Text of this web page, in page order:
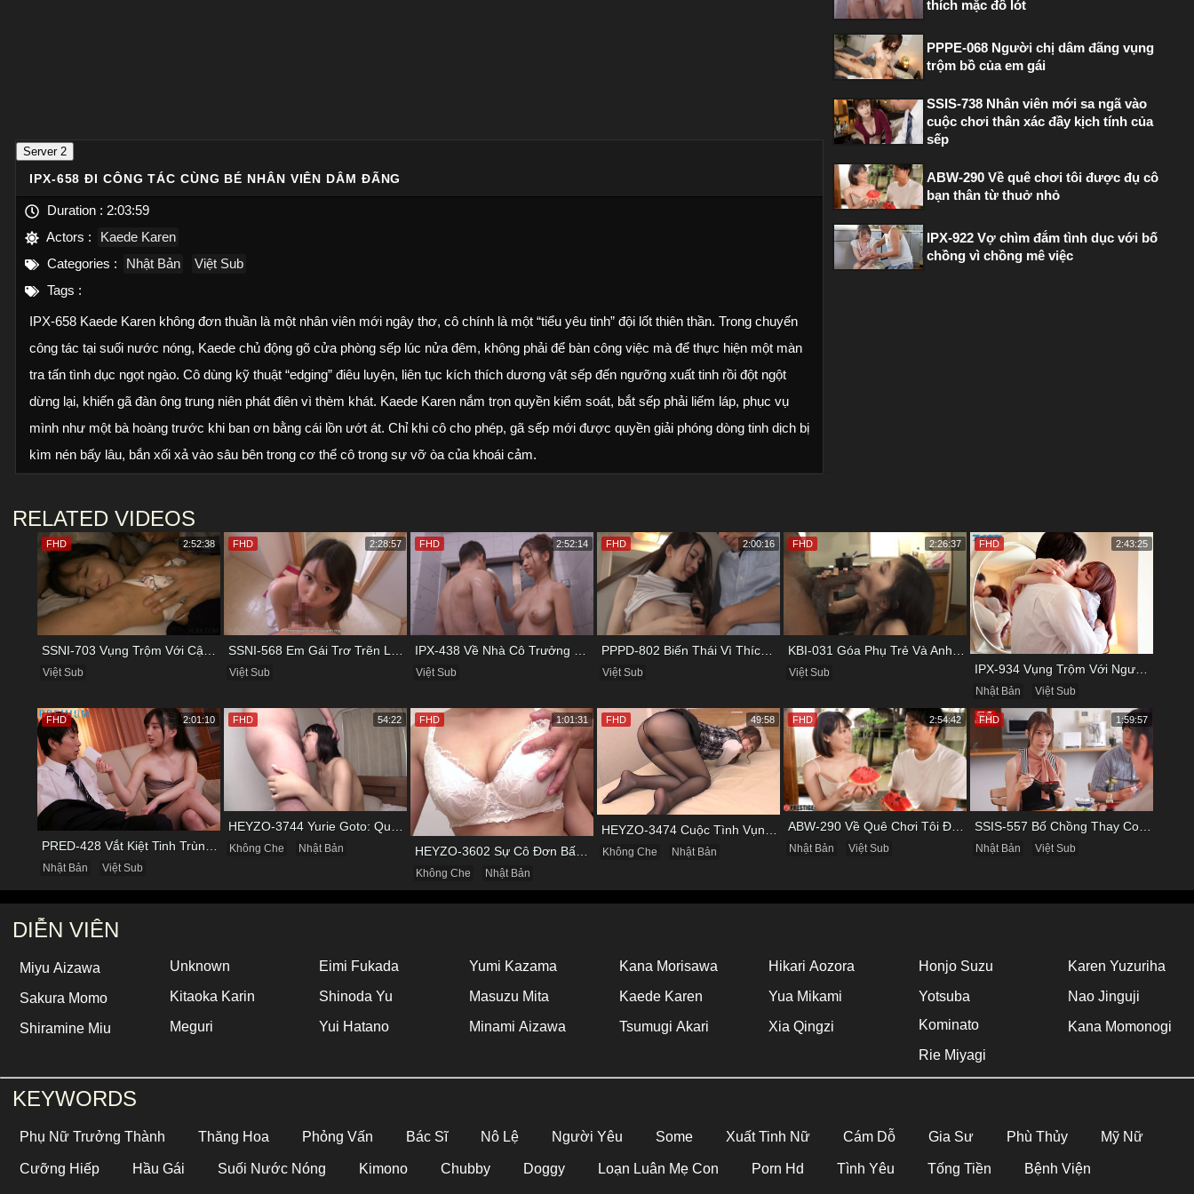
Server 2
IPX-658 ĐI CÔNG TÁC CÙNG BÉ NHÂN VIÊN DÂM ĐÃNG
Duration : 2:03:59
Actors :
Kaede Karen
Categories :
Nhật Bản
Việt Sub
Tags :
IPX-658 Kaede Karen không đơn thuần là một nhân viên mới ngây thơ, cô chính là một “tiểu yêu tinh” đội lốt thiên thần. Trong chuyến
công tác tại suối nước nóng, Kaede chủ động gõ cửa phòng sếp lúc nửa đêm, không phải để bàn công việc mà để thực hiện một màn
tra tấn tình dục ngọt ngào. Cô dùng kỹ thuật “edging” điêu luyện, liên tục kích thích dương vật sếp đến ngưỡng xuất tinh rồi đột ngột
dừng lại, khiến gã đàn ông trung niên phát điên vì thèm khát. Kaede Karen nắm trọn quyền kiểm soát, bắt sếp phải liếm láp, phục vụ
mình như một bà hoàng trước khi ban ơn bằng cái lồn ướt át. Chỉ khi cô cho phép, gã sếp mới được quyền giải phóng dòng tinh dịch bị
kìm nén bấy lâu, bắn xối xả vào sâu bên trong cơ thể cô trong sự vỡ òa của khoái cảm.
thích mặc đồ lót
PPPE-068 Người chị dâm đãng vụng
trộm bồ của em gái
SSIS-738 Nhân viên mới sa ngã vào
cuộc chơi thân xác đầy kịch tính của
sếp
ABW-290 Về quê chơi tôi được đụ cô
bạn thân từ thuở nhỏ
IPX-922 Vợ chìm đắm tình dục với bố
chồng vì chồng mê việc
RELATED VIDEOS
Việt Sub
FHD 2:52:38
Việt Sub
FHD 2:28:57
Việt Sub
FHD 2:52:14
Việt Sub
FHD 2:00:16
Việt Sub
FHD 2:26:37
IPX-934 Vụng Trộm Với Người Yêu Cũ Trong Khách Sạn
Nhật Bản Việt Sub
FHD 2:43:25
Nhật Bản Việt Sub
FHD 2:01:10
Không Che Nhật Bản
FHD 54:22
HEYZO-3602 Sự Cô Đơn Bấy Lâu Biến Haruka Thành Con Điếm Sành Sỏi
Không Che Nhật Bản
FHD 1:01:31
Không Che Nhật Bản
FHD 49:58
ABW-290 Về Quê Chơi Tôi Được Đụ Cô Bạn Thân Từ Thuở Nhỏ
Nhật Bản Việt Sub
FHD 2:54:42
SSIS-557 Bố Chồng Thay Con Trai Bị Liệt Dương Chăm Sóc Con Dâu
Nhật Bản Việt Sub
FHD 1:59:57
DIỄN VIÊN
Miyu Aizawa
Sakura Momo
Shiramine Miu
Unknown
Kitaoka Karin
Meguri
Eimi Fukada
Shinoda Yu
Yui Hatano
Yumi Kazama
Masuzu Mita
Minami Aizawa
Kana Morisawa
Kaede Karen
Tsumugi Akari
Hikari Aozora
Yua Mikami
Xia Qingzi
Honjo Suzu
Yotsuba
Kominato
Rie Miyagi
Karen Yuzuriha
Nao Jinguji
Kana Momonogi
KEYWORDS
Phụ Nữ Trưởng Thành Thăng Hoa Phỏng Vấn Bác Sĩ Nô Lệ Người Yêu Some Xuất Tinh Nữ Cám Dỗ Gia Sư Phù Thủy Mỹ Nữ
Cưỡng Hiếp Hầu Gái Suối Nước Nóng Kimono Chubby Doggy Loạn Luân Mẹ Con Porn Hd Tình Yêu Tống Tiền Bệnh Viện